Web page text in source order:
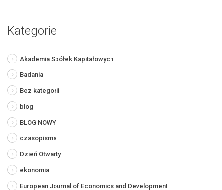
Kategorie
Akademia Spółek Kapitałowych
Badania
Bez kategorii
blog
BLOG NOWY
czasopisma
Dzień Otwarty
ekonomia
European Journal of Economics and Development